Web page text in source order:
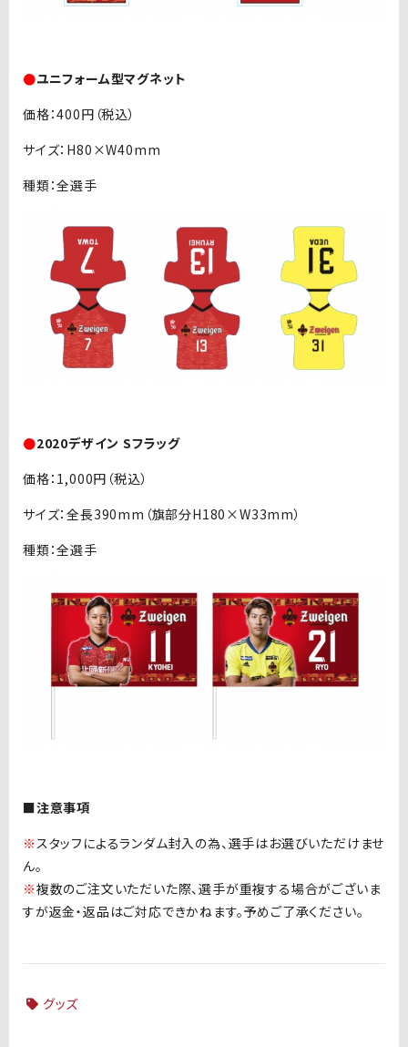
●ユニフォーム型マグネット
価格：400円（税込）
サイズ：H80×W40mm
種類：全選手
●2020デザイン Sフラッグ
価格：1,000円（税込）
サイズ：全長390mm（旗部分H180×W33mm）
種類：全選手
■注意事項
※スタッフによるランダム封入の為、選手はお選びいただけませ
ん。
※複数のご注文いただいた際、選手が重複する場合がございま
すが返金・返品はご対応できかねます。予めご了承ください。
グッズ